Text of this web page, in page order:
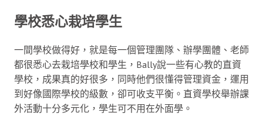
學校悉心栽培學生
一間學校做得好，就是每一個管理團隊、辦學團體、老師
都很悉心去栽培學校和學生，Bally說一些有心教的直資
學校，成果真的好很多，同時他們很懂得管理資金，運用
到好像國際學校的級數，卻可收支平衡。直資學校舉辦課
外活動十分多元化，學生可不用在外面學。